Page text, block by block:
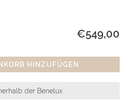
€549,00
HINZUFÜGEN
der Benelux